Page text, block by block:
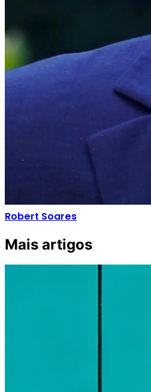
Robert Soares
Mais artigos